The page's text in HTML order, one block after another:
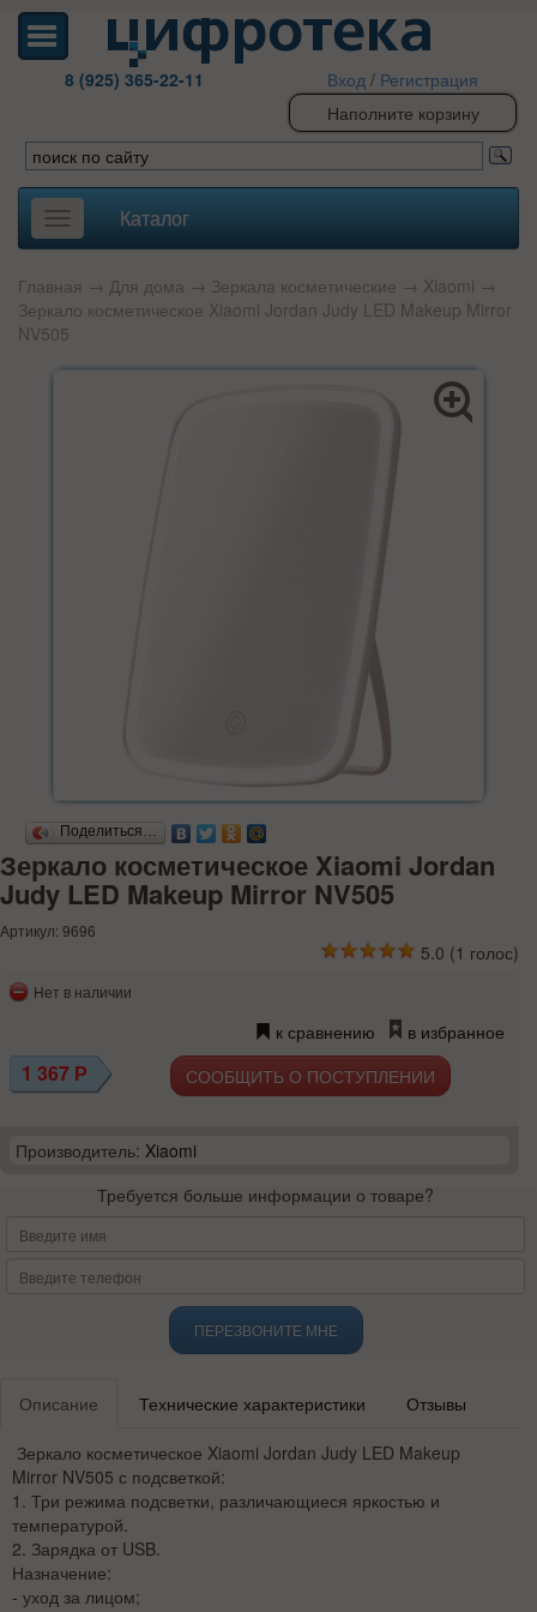
8 (925) 365-22-11 Вход / Регистрация
Наполните корзину
Toggle
navigation
Каталог
Главная → Для дома → Зеркала косметические → Xiaomi →
Зеркало косметическое Xiaomi Jordan Judy LED Makeup Mirror
NV505
Поделиться…
Зеркало косметическое Xiaomi Jordan
Judy LED Makeup Mirror NV505
Артикул: 9696
5.0 (1 голос)
Нет в наличии
к сравнению в избранное
1 367 Р СООБЩИТЬ О ПОСТУПЛЕНИИ
Производитель: Xiaomi
Требуется больше информации о товаре?
ПЕРЕЗВОНИТЕ МНЕ
Описание Технические характеристики Отзывы
Зеркало косметическое Xiaomi Jordan Judy LED Makeup
Mirror NV505 с подсветкой:
1. Три режима подсветки, различающиеся яркостью и
температурой.
2. Зарядка от USB.
Назначение:
- уход за лицом;